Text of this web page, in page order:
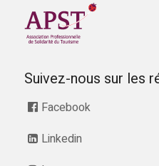
Suivez-nous sur les
Facebook
Linkedin